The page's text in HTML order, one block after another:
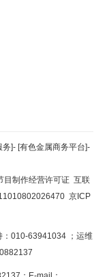
务]- [有色金属商务平台]-
目制作经营许可证 互联
京ICP
：010-63941034 ；运维